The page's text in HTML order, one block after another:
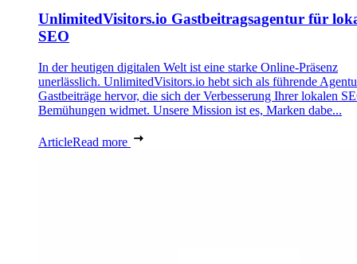
UnlimitedVisitors.io Gastbeitragsagentur für
SEO
In der heutigen digitalen Welt ist eine starke Online-Präsenz
unerlässlich. UnlimitedVisitors.io hebt sich als führende
Gastbeiträge hervor, die sich der Verbesserung Ihrer lokalen
Bemühungen widmet. Unsere Mission ist es, Marken dabe...
ArticleRead more